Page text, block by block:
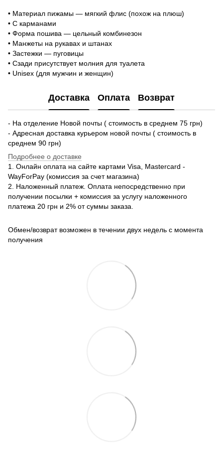
• Материал пижамы — мягкий флис (похож на плюш)
• С карманами
• Форма пошива — цельный комбинезон
• Манжеты на рукавах и штанах
• Застежки — пуговицы
• Сзади присутствует молния для туалета
• Unisex (для мужчин и женщин)
Доставка Оплата Возврат
- На отделение Новой почты ( стоимость в среднем 75 грн)
- Адресная доставка курьером новой почты ( стоимость в
среднем 90 грн)
Подробнее о доставке
1. Онлайн оплата на сайте картами Visa, Mastercard -
WayForPay (комиссия за счет магазина)
2. Наложенный платеж. Оплата непосредственно при
получении посылки + комиссия за услугу наложенного
платежа 20 грн и 2% от суммы заказа.
Обмен/возврат возможен в течении двух недель с момента
получения